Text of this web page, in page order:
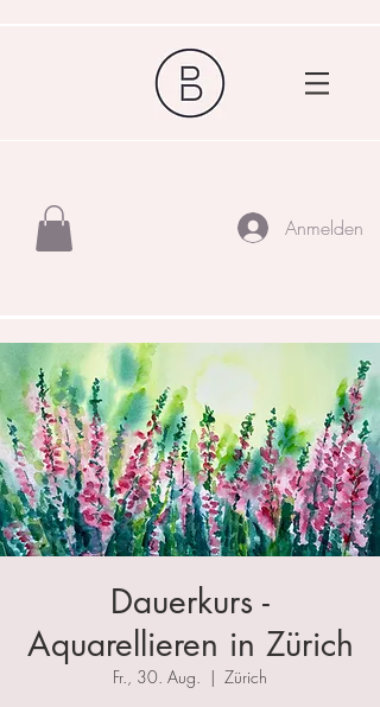
Anmelden
Dauerkurs -
Aquarellieren in Zürich
Fr., 30. Aug.
  |
Zürich